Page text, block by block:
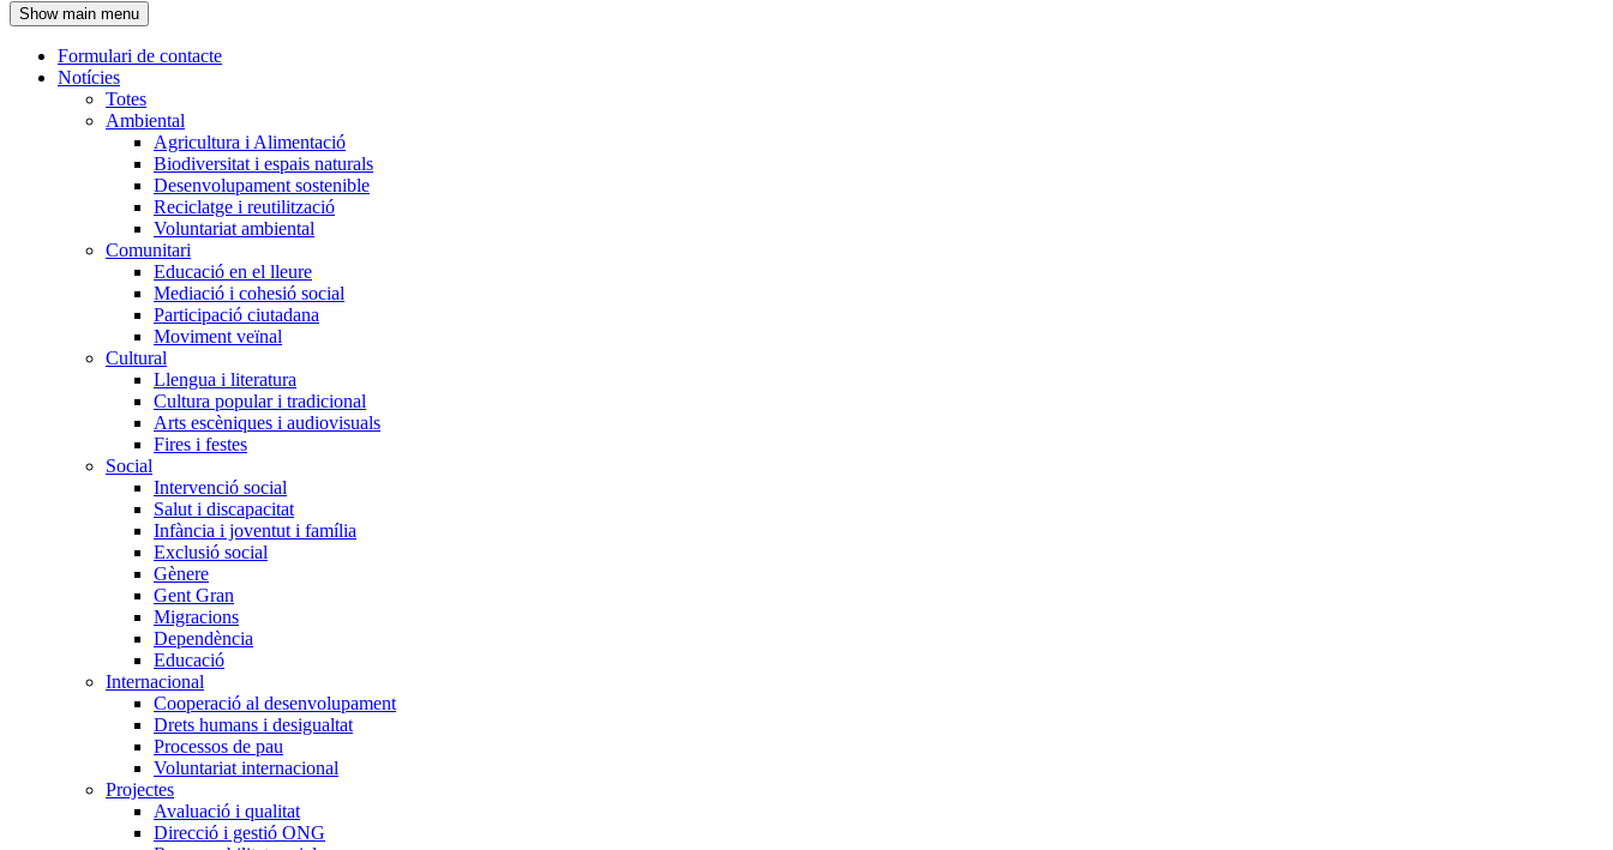
l'encapçalament
Show main menu
Navegació
principal
Formulari de contacte
Notícies
Totes
Ambiental
Agricultura i Alimentació
Biodiversitat i espais naturals
Desenvolupament sostenible
Reciclatge i reutilització
Voluntariat ambiental
Comunitari
Educació en el lleure
Mediació i cohesió social
Participació ciutadana
Moviment veïnal
Cultural
Llengua i literatura
Cultura popular i tradicional
Arts escèniques i audiovisuals
Fires i festes
Social
Intervenció social
Salut i discapacitat
Infància i joventut i família
Exclusió social
Gènere
Gent Gran
Migracions
Dependència
Educació
Internacional
Cooperació al desenvolupament
Drets humans i desigualtat
Processos de pau
Voluntariat internacional
Projectes
Avaluació i qualitat
Direcció i gestió ONG